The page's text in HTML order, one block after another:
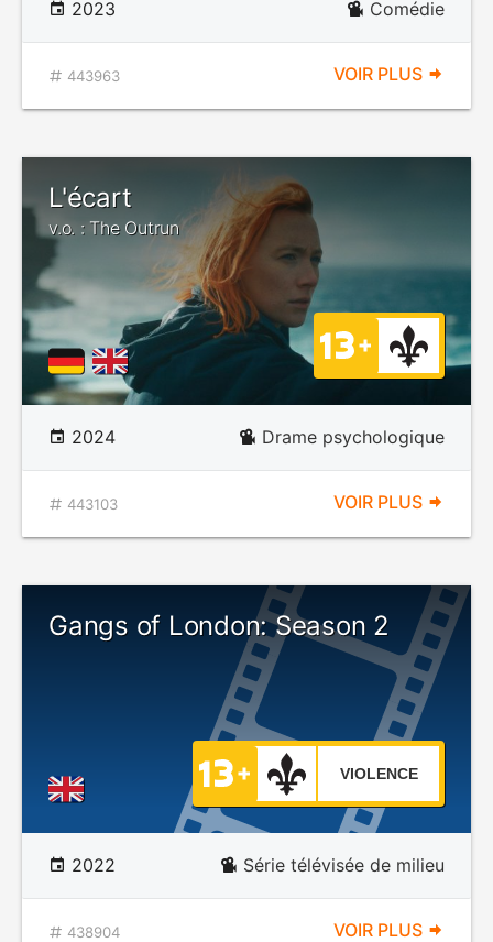
2023 Comédie
443963 VOIR PLUS
L'écart
v.o. : The Outrun
2024 Drame psychologique
443103 VOIR PLUS
Gangs of London: Season 2
VIOLENCE
2022 Série télévisée de milieu
438904 VOIR PLUS